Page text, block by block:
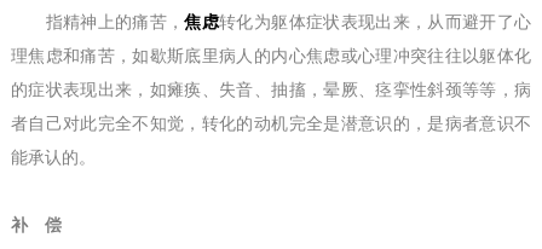
指精神上的痛苦，焦虑转化为躯体症状表现出来，从而避开了心
理焦虑和痛苦，如歇斯底里病人的内心焦虑或心理冲突往往以躯体化
的症状表现出来，如瘫痪、失音、抽搐，晕厥、痉挛性斜颈等等，病
者自己对此完全不知觉，转化的动机完全是潜意识的，是病者意识不
能承认的。
补 偿